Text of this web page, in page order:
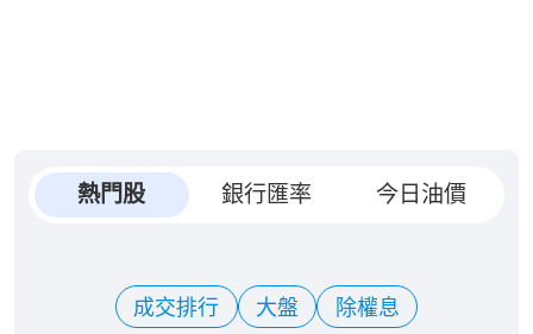
熱門股 銀行匯率 今日油價
成交排行 大盤 除權息